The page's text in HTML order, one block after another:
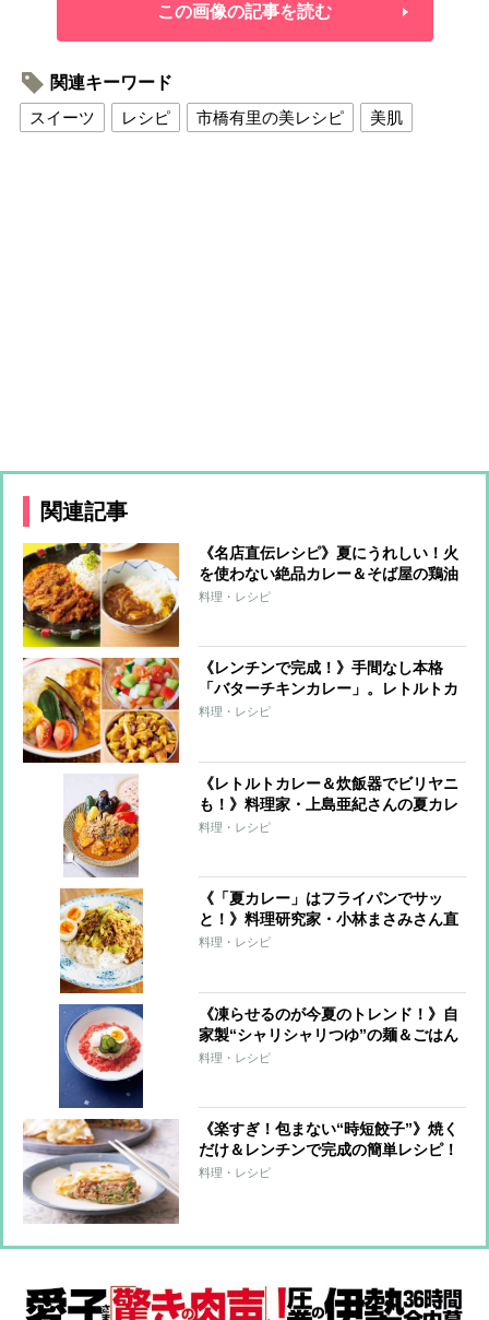
この画像の記事を読む
関連キーワード
スイーツ
レシピ 市橋有里の美レシピ 美肌
関連記事
《名店直伝レシピ》夏にうれしい！火
を使わない絶品カレー＆そば屋の鶏油
和風カレー
料理・レシピ
《レンチンで完成！》手間なし本格
「バターチキンカレー」。レトルトカ
レーが激変する簡単トッピングも
料理・レシピ
《レトルトカレー＆炊飯器でビリヤニ
も！》料理家・上島亜紀さんの夏カレ
ーレシピ
料理・レシピ
《「夏カレー」はフライパンでサッ
と！》料理研究家・小林まさみさん直
伝レシピ
料理・レシピ
《凍らせるのが今夏のトレンド！》自
家製“シャリシャリつゆ”の麺＆ごはん
7レシピ
料理・レシピ
《楽すぎ！包まない“時短餃子”》焼く
だけ＆レンチンで完成の簡単レシピ！
料理・レシピ